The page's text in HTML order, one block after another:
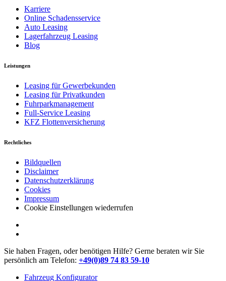
Karriere
Online Schadensservice
Auto Leasing
Lagerfahrzeug Leasing
Blog
Leistungen
Leasing für Gewerbekunden
Leasing für Privatkunden
Fuhrparkmanagement
Full-Service Leasing
KFZ Flottenversicherung
Rechtliches
Bildquellen
Disclaimer
Datenschutzerklärung
Cookies
Impressum
Cookie Einstellungen wiederrufen
Sie haben Fragen, oder benötigen Hilfe? Gerne beraten wir Sie
persönlich am Telefon: +49(0)89 74 83 59-10
Fahrzeug Konfigurator